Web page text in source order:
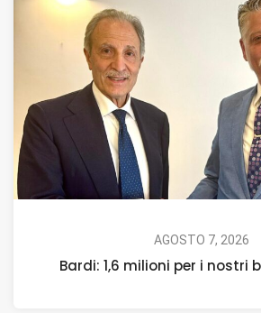
AGOSTO 7, 2026
Bardi: 1,6 milioni per i nostri